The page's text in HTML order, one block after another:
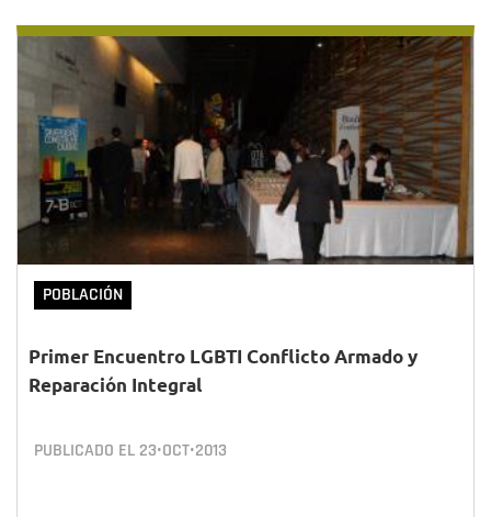
POBLACIÓN
Primer Encuentro LGBTI Conflicto Armado y
Reparación Integral
PUBLICADO EL 23•OCT•2013